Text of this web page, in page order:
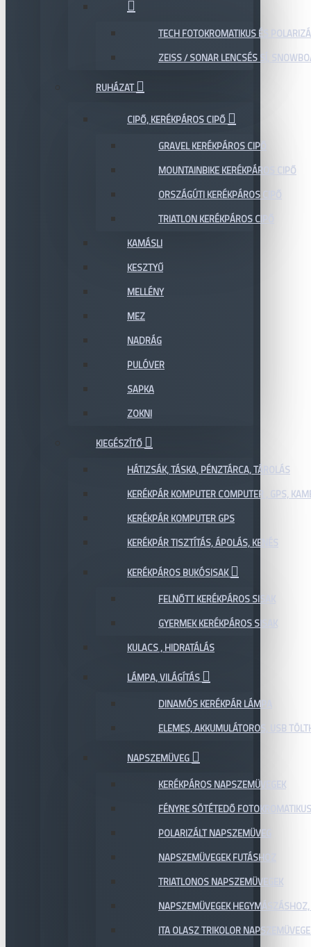
TECH FOTOKROMATIKUS ÉS
ZEISS / SONAR LENCSÉS SÍ,
RUHÁZAT
CIPŐ, KERÉKPÁROS CIPŐ
GRAVEL KERÉKPÁROS CIPŐ
MOUNTAINBIKE KERÉKPÁROS CIPŐ
ORSZÁGÚTI KERÉKPÁROS CIPŐ
TRIATLON KERÉKPÁROS CIPŐ
KAMÁSLI
KESZTYŰ
MELLÉNY
MEZ
NADRÁG
PULÓVER
SAPKA
ZOKNI
KIEGÉSZÍTŐ
HÁTIZSÁK, TÁSKA, PÉNZTÁRCA, TÁROLÁS
KERÉKPÁR KOMPUTER COMPUTER , GPS,
KERÉKPÁR KOMPUTER GPS
KERÉKPÁR TISZTÍTÁS, ÁPOLÁS, KENÉS
KERÉKPÁROS BUKÓSISAK
FELNŐTT KERÉKPÁROS SISAK
GYERMEK KERÉKPÁROS SISAK
KULACS , HIDRATÁLÁS
LÁMPA, VILÁGÍTÁS
DINAMÓS KERÉKPÁR LÁMPA
ELEMES, AKKUMULÁTOROS, USB
NAPSZEMÜVEG
KERÉKPÁROS NAPSZEMÜVEGEK
FÉNYRE SÖTÉTEDŐ
POLARIZÁLT NAPSZEMÜVEG
NAPSZEMÜVEGEK FUTÁSHOZ
TRIATLONOS NAPSZEMÜVEGEK
NAPSZEMÜVEGEK
ITA OLASZ TRIKOLOR